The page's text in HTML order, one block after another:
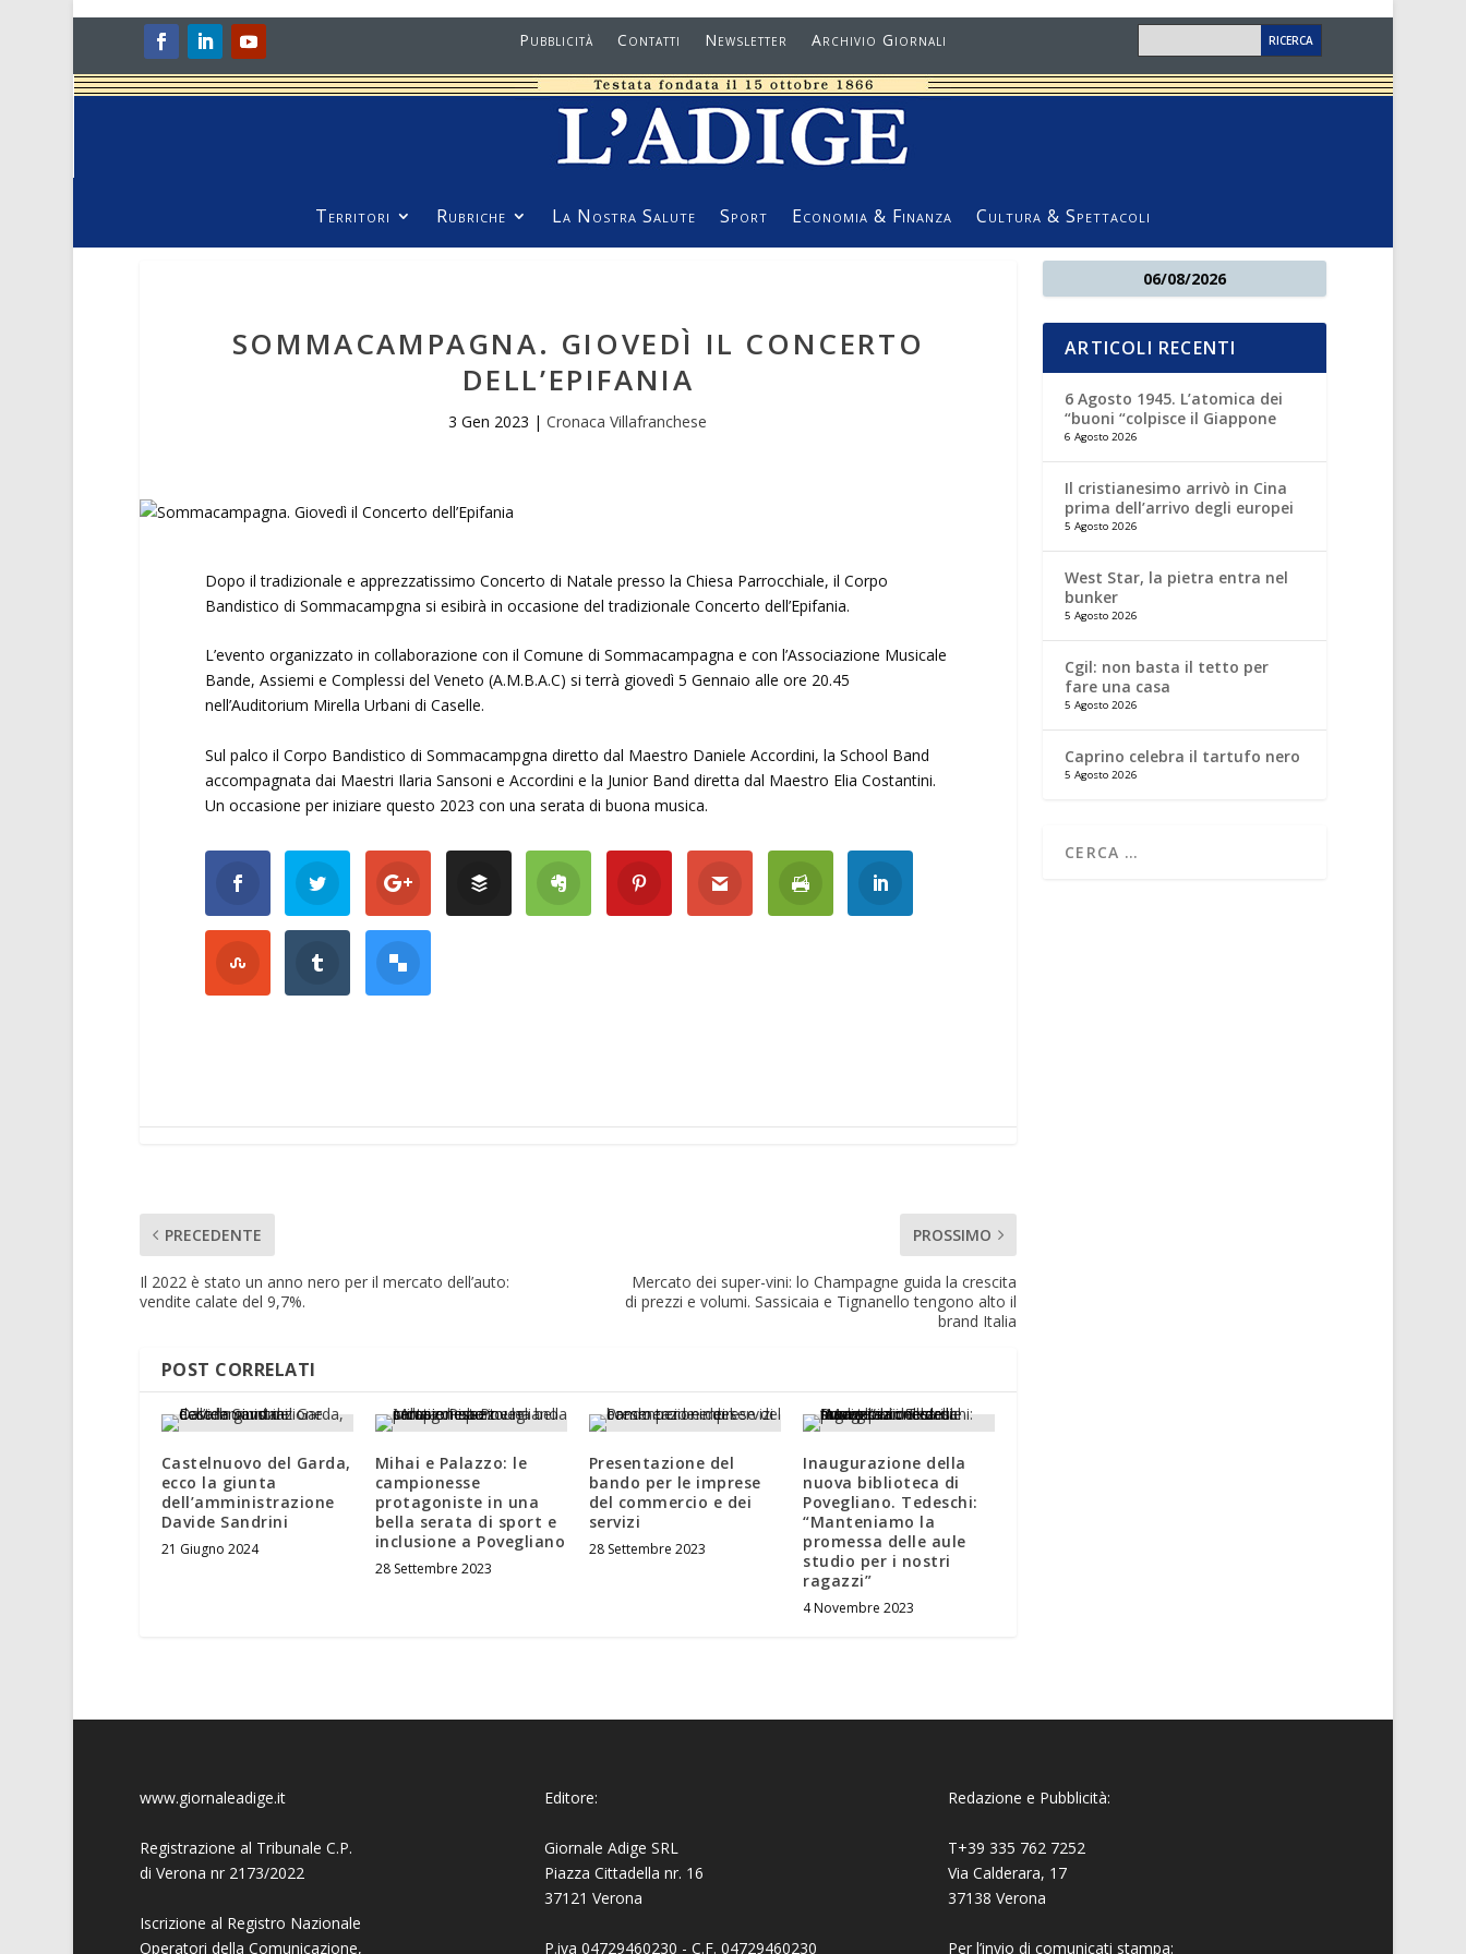
Pubblicità Contatti Newsletter Archivio Giornali
Territori Rubriche La Nostra Salute Sport Economia & Finanza Cultura & Spettacoli
SOMMACAMPAGNA. GIOVEDÌ IL CONCERTO
DELL’EPIFANIA
3 Gen 2023 |Cronaca Villafranchese
Dopo il tradizionale e apprezzatissimo Concerto di Natale presso la Chiesa Parrocchiale, il Corpo
Bandistico di Sommacampgna si esibirà in occasione del tradizionale Concerto dell’Epifania.
L’evento organizzato in collaborazione con il Comune di Sommacampagna e con l’Associazione Musicale
Bande, Assiemi e Complessi del Veneto (A.M.B.A.C) si terrà giovedì 5 Gennaio alle ore 20.45
nell’Auditorium Mirella Urbani di Caselle.
Sul palco il Corpo Bandistico di Sommacampgna diretto dal Maestro Daniele Accordini, la School Band
accompagnata dai Maestri Ilaria Sansoni e Accordini e la Junior Band diretta dal Maestro Elia Costantini.
Un occasione per iniziare questo 2023 con una serata di buona musica.
PRECEDENTE
Il 2022 è stato un anno nero per il mercato dell’auto:
vendite calate del 9,7%.
PROSSIMO
Mercato dei super-vini: lo Champagne guida la crescita
di prezzi e volumi. Sassicaia e Tignanello tengono alto il
brand Italia
POST CORRELATI
Castelnuovo del Garda,
ecco la giunta
dell’amministrazione
Davide Sandrini
21 Giugno 2024
Mihai e Palazzo: le
campionesse
protagoniste in una
bella serata di sport e
inclusione a Povegliano
28 Settembre 2023
Presentazione del
bando per le imprese
del commercio e dei
servizi
28 Settembre 2023
Inaugurazione della
nuova biblioteca di
Povegliano. Tedeschi:
“Manteniamo la
promessa delle aule
studio per i nostri
ragazzi”
4 Novembre 2023
06/08/2026
ARTICOLI RECENTI
6 Agosto 1945. L’atomica dei
“buoni “colpisce il Giappone
6 Agosto 2026
Il cristianesimo arrivò in Cina
prima dell’arrivo degli europei
5 Agosto 2026
West Star, la pietra entra nel
bunker
5 Agosto 2026
Cgil: non basta il tetto per
fare una casa
5 Agosto 2026
Caprino celebra il tartufo nero
5 Agosto 2026
www.giornaleadige.it
Registrazione al Tribunale C.P.
di Verona nr 2173/2022
Iscrizione al Registro Nazionale
Operatori della Comunicazione,
Editore:
Giornale Adige SRL
Piazza Cittadella nr. 16
37121 Verona
P.iva 04729460230 - C.F. 04729460230
Redazione e Pubblicità:
T+39 335 762 7252
Via Calderara, 17
37138 Verona
Per l’invio di comunicati stampa: